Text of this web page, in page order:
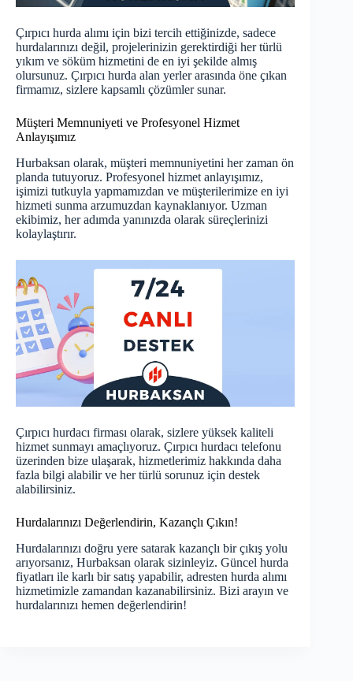
Çırpıcı hurda alımı için bizi tercih ettiğinizde, sadece
hurdalarınızı değil, projelerinizin gerektirdiği her türlü
yıkım ve söküm hizmetini de en iyi şekilde almış
olursunuz. Çırpıcı hurda alan yerler arasında öne çıkan
firmamız, sizlere kapsamlı çözümler sunar.
Müşteri Memnuniyeti ve Profesyonel Hizmet
Anlayışımız
Hurbaksan olarak, müşteri memnuniyetini her zaman ön
planda tutuyoruz. Profesyonel hizmet anlayışımız,
işimizi tutkuyla yapmamızdan ve müşterilerimize en iyi
hizmeti sunma arzumuzdan kaynaklanıyor. Uzman
ekibimiz, her adımda yanınızda olarak süreçlerinizi
kolaylaştırır.
Çırpıcı hurdacı firması olarak, sizlere yüksek kaliteli
hizmet sunmayı amaçlıyoruz. Çırpıcı hurdacı telefonu
üzerinden bize ulaşarak, hizmetlerimiz hakkında daha
fazla bilgi alabilir ve her türlü sorunuz için destek
alabilirsiniz.
Hurdalarınızı Değerlendirin, Kazançlı Çıkın!
Hurdalarınızı doğru yere satarak kazançlı bir çıkış yolu
arıyorsanız, Hurbaksan olarak sizinleyiz. Güncel hurda
fiyatları ile karlı bir satış yapabilir, adresten hurda alımı
hizmetimizle zamandan kazanabilirsiniz. Bizi arayın ve
hurdalarınızı hemen değerlendirin!